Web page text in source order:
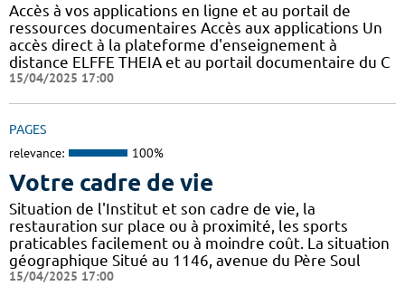
Accès à vos applications en ligne et au portail de
ressources documentaires Accès aux applications Un
accès direct à la plateforme d'enseignement à
distance ELFFE THEIA et au portail documentaire du C
15/04/2025 17:00
PAGES
relevance: 100%
Votre cadre de vie
Situation de l'Institut et son cadre de vie, la
restauration sur place ou à proximité, les sports
praticables facilement ou à moindre coût. La situation
géographique Situé au 1146, avenue du Père Soul
15/04/2025 17:00